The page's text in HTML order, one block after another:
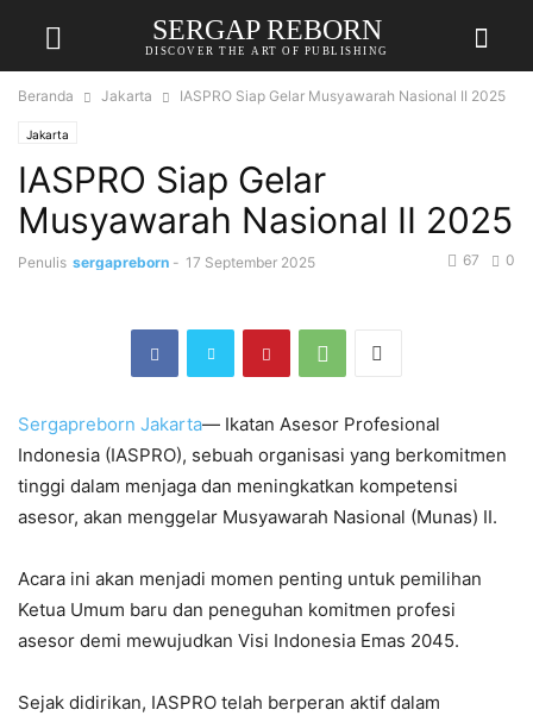
SERGAP REBORN
DISCOVER THE ART OF PUBLISHING
Beranda Jakarta IASPRO Siap Gelar Musyawarah Nasional II 2025
Jakarta
IASPRO Siap Gelar
Musyawarah Nasional II 2025
Penulis sergapreborn - 17 September 2025 0
67
Sergapreborn Jakarta— Ikatan Asesor Profesional
Indonesia (IASPRO), sebuah organisasi yang berkomitmen
tinggi dalam menjaga dan meningkatkan kompetensi
asesor, akan menggelar Musyawarah Nasional (Munas) II.
Acara ini akan menjadi momen penting untuk pemilihan
Ketua Umum baru dan peneguhan komitmen profesi
asesor demi mewujudkan Visi Indonesia Emas 2045.
Sejak didirikan, IASPRO telah berperan aktif dalam